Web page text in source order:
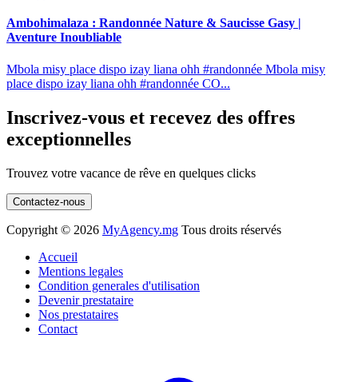
Ambohimalaza : Randonnée Nature & Saucisse Gasy |
Aventure Inoubliable
Mbola misy place dispo izay liana ohh #randonnée Mbola misy
place dispo izay liana ohh #randonnée CO...
Inscrivez-vous et recevez des offres
exceptionnelles
Trouvez votre vacance de rêve en quelques clicks
Contactez-nous
Copyright © 2026 MyAgency.mg Tous droits réservés
Accueil
Mentions legales
Condition generales d'utilisation
Devenir prestataire
Nos prestataires
Contact